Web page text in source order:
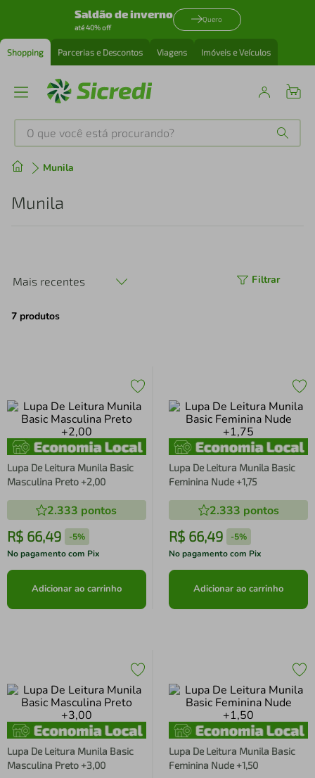
Saldão de inverno
até 40% off
Quero
Shopping Parcerias e Descontos Viagens Imóveis e Veículos
O que você está procurando?
Munila
Munila
Mais recentes Filtrar
7 produtos
Lupa De Leitura Munila Basic
Masculina Preto +2,00
2.333 pontos
R$ 66,49 -5%
No pagamento com Pix
Adicionar ao carrinho
Lupa De Leitura Munila Basic
Feminina Nude +1,75
2.333 pontos
R$ 66,49 -5%
No pagamento com Pix
Adicionar ao carrinho
Lupa De Leitura Munila Basic
Masculina Preto +3,00
Lupa De Leitura Munila Basic
Feminina Nude +1,50
Produtos mais buscados
perfume
4º air fryer